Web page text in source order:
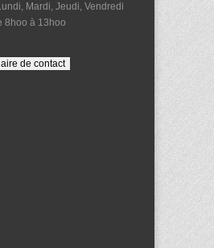
Mardi, Jeudi, Vendredi
8hoo à 13hoo